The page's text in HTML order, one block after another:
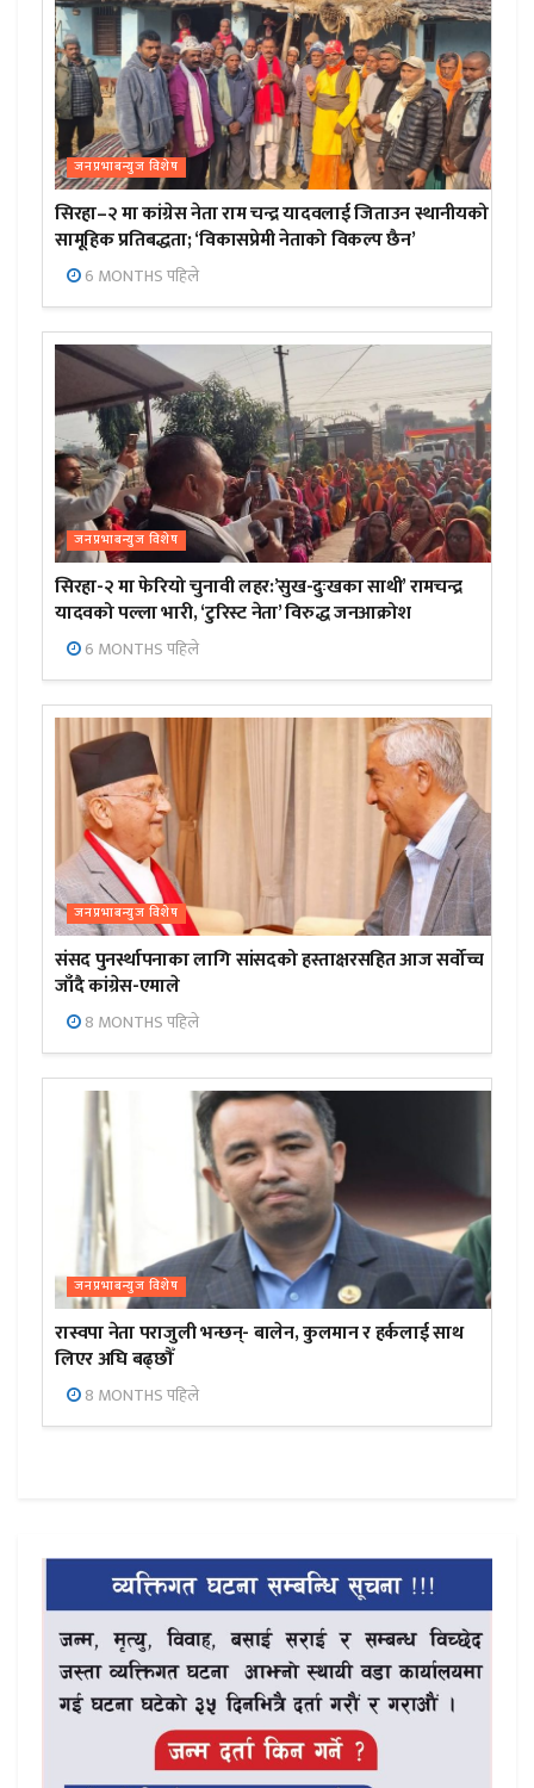
जनप्रभाबन्युज विशेष
सिरहा–२ मा कांग्रेस नेता राम चन्द्र यादवलाई जिताउन स्थानीयको
सामूहिक प्रतिबद्धता; ‘विकासप्रेमी नेताको विकल्प छैन’
6 MONTHS पहिले
जनप्रभाबन्युज विशेष
सिरहा-२ मा फेरियो चुनावी लहर:’सुख-दुःखका साथी’ रामचन्द्र
यादवको पल्ला भारी, ‘टुरिस्ट नेता’ विरुद्ध जनआक्रोश
6 MONTHS पहिले
जनप्रभाबन्युज विशेष
संसद पुनर्स्थापनाका लागि सांसदको हस्ताक्षरसहित आज सर्वोच्च
जाँदै कांग्रेस-एमाले
8 MONTHS पहिले
जनप्रभाबन्युज विशेष
रास्वपा नेता पराजुली भन्छन्- बालेन, कुलमान र हर्कलाई साथ
लिएर अघि बढ्छौँ
8 MONTHS पहिले